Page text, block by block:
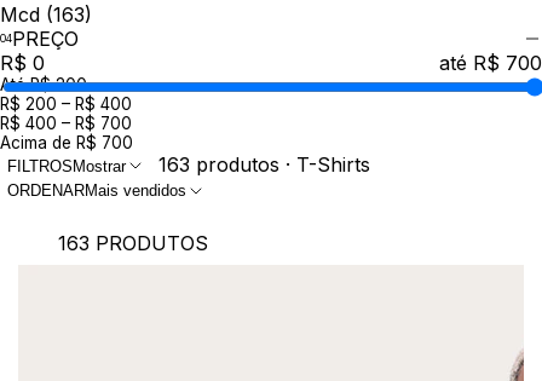
Mcd (163)
PREÇO
R$ 0
até R$ 700
Até R$ 200
R$ 200 – R$ 400
R$ 400 – R$ 700
Acima de R$ 700
FILTROS Mostrar 163 produtos · T-Shirts
ORDENARMais vendidos
163 PRODUTOS